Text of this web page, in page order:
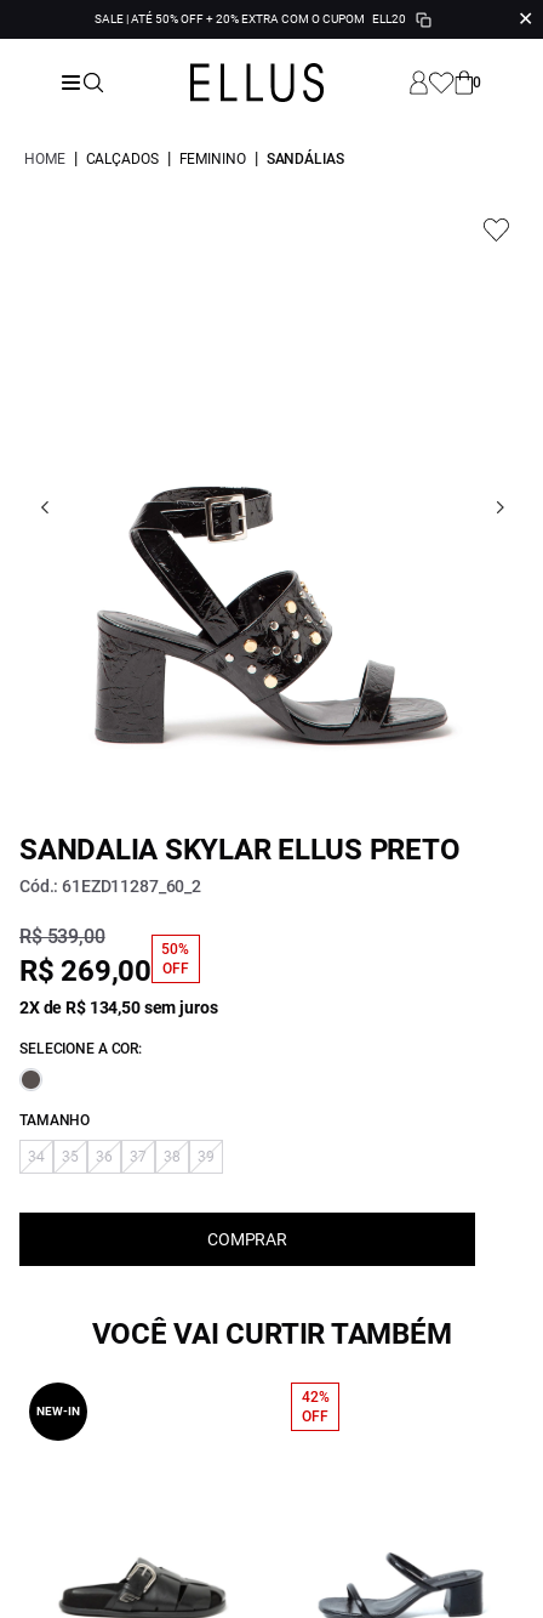
SALE | ATÉ 50% OFF + 20% EXTRA COM O CUPOM ELL20 ✕
0
HOME | CALÇADOS | FEMININO | SANDÁLIAS
SANDALIA SKYLAR ELLUS PRETO
Cód.: 61EZD11287_60_2
R$ 539,00
R$ 269,00
50%
OFF
2X de R$ 134,50 sem juros
SELECIONE A COR:
TAMANHO
34 35 36 37 38 39
COMPRAR
VOCÊ VAI CURTIR TAMBÉM
NEW-IN
42%
OFF